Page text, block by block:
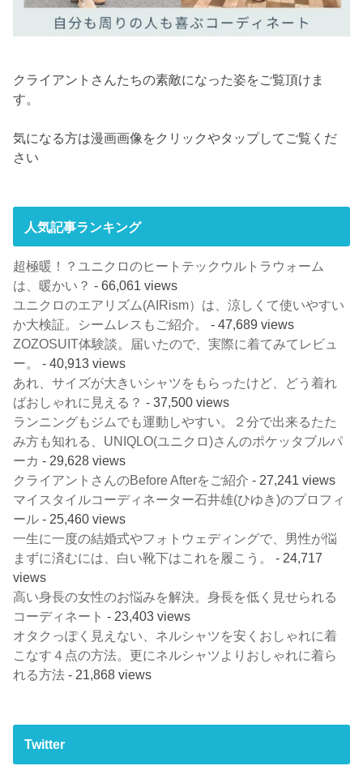
クライアントさんたちの素敵になった姿をご覧頂けま
す。
気になる方は漫画画像をクリックやタップしてご覧くだ
さい
人気記事ランキング
超極暖！？ユニクロのヒートテックウルトラウォーム
は、暖かい？ - 66,061 views
ユニクロのエアリズム(AIRism）は、涼しくて使いやすい
か大検証。シームレスもご紹介。
- 47,689 views
ZOZOSUIT体験談。届いたので、実際に着てみてレビュ
ー。
- 40,913 views
あれ、サイズが大きいシャツをもらったけど、どう着れ
ばおしゃれに見える？ - 37,500 views
ランニングもジムでも運動しやすい。２分で出来るたた
み方も知れる、UNIQLO(ユニクロ)さんのポケッタブルパ
ーカ - 29,628 views
クライアントさんのBefore Afterをご紹介 - 27,241 views
マイスタイルコーディネーター石井雄(ひゆき)のプロフィ
ール - 25,460 views
一生に一度の結婚式やフォトウェディングで、男性が悩
まずに済むには、白い靴下はこれを履こう。
- 24,717
views
高い身長の女性のお悩みを解決。身長を低く見せられる
コーディネート - 23,403 views
オタクっぽく見えない、ネルシャツを安くおしゃれに着
こなす４点の方法。更にネルシャツよりおしゃれに着ら
れる方法 - 21,868 views
Twitter